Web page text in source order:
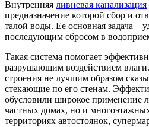
Внутренняя ливневая канализация
предназначение которой сбор и
талой воды. Ее основная задача –
последующим сбросом в
Такая система помогает
разрушающим воздействием
строения не лучшим образом
стекающие по его стенам.
обусловили широкое применение
частных домах, но и
территориях автостоянок,